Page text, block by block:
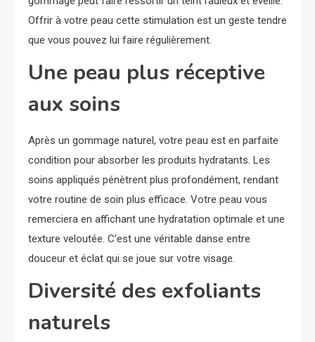
Offrir à votre peau cette stimulation est un geste tendre
que vous pouvez lui faire régulièrement.
Une peau plus réceptive
aux soins
Après un gommage naturel, votre peau est en parfaite
condition pour absorber les produits hydratants. Les
soins appliqués pénètrent plus profondément, rendant
votre routine de soin plus efficace. Votre peau vous
remerciera en affichant une hydratation optimale et une
texture veloutée. C’est une véritable danse entre
douceur et éclat qui se joue sur votre visage.
Diversité des exfoliants
naturels